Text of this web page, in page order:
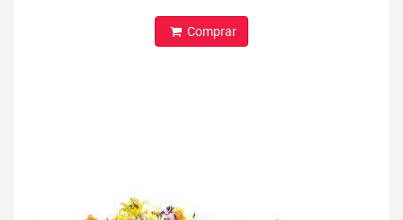
Comprar